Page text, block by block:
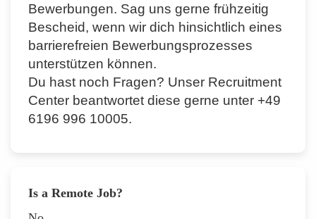
Bewerbungen. Sag uns gerne frühzeitig
Bescheid, wenn wir dich hinsichtlich eines
barrierefreien Bewerbungsprozesses
unterstützen können.
Du hast noch Fragen? Unser Recruitment
Center beantwortet diese gerne unter +49
6196 996 10005.
Is a Remote Job?